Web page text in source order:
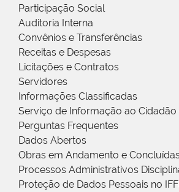
Participação Social
Auditoria Interna
Convênios e Transferências
Receitas e Despesas
Licitações e Contratos
Servidores
Informações Classificadas
Serviço de Informação ao Cidadão
Perguntas Frequentes
Dados Abertos
Obras em Andamento e
Processos Administrativos
Proteção de Dados Pessoais no